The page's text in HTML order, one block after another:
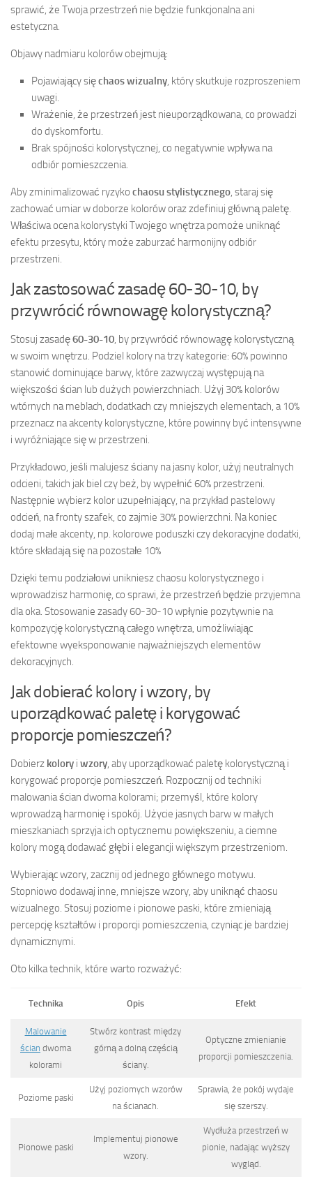
sprawić, że Twoja przestrzeń nie będzie funkcjonalna ani
estetyczna.
Objawy nadmiaru kolorów obejmują:
Pojawiający sięchaos wizualny , który skutkuje rozproszeniem
uwagi.
Wrażenie, że przestrzeń jest nieuporządkowana, co prowadzi
do dyskomfortu.
Brak spójności kolorystycznej, co negatywnie wpływa na
odbiór pomieszczenia.
Aby zminimalizować ryzyko chaosu stylistycznego , staraj się
zachować umiar w doborze kolorów oraz zdefiniuj główną paletę.
Właściwa ocena kolorystyki Twojego wnętrza pomoże uniknąć
efektu przesytu, który może zaburzać harmonijny odbiór
przestrzeni.
Jak zastosować zasadę 60-30-10, by
przywrócić równowagę kolorystyczną?
Stosuj zasadę60-30-10 , by przywrócić równowagę kolorystyczną
w swoim wnętrzu. Podziel kolory na trzy kategorie: 60% powinno
stanowić dominujące barwy, które zazwyczaj występują na
większości ścian lub dużych powierzchniach. Użyj 30% kolorów
wtórnych na meblach, dodatkach czy mniejszych elementach, a 10%
przeznacz na akcenty kolorystyczne, które powinny być intensywne
i wyróżniające się w przestrzeni.
Przykładowo, jeśli malujesz ściany na jasny kolor, użyj neutralnych
odcieni, takich jak biel czy beż, by wypełnić 60% przestrzeni.
Następnie wybierz kolor uzupełniający, na przykład pastelowy
odcień, na fronty szafek, co zajmie 30% powierzchni. Na koniec
dodaj małe akcenty, np. kolorowe poduszki czy dekoracyjne dodatki,
które składają się na pozostałe 10%
Dzięki temu podziałowi unikniesz chaosu kolorystycznego i
wprowadzisz harmonię, co sprawi, że przestrzeń będzie przyjemna
dla oka. Stosowanie zasady 60-30-10 wpłynie pozytywnie na
kompozycję kolorystyczną całego wnętrza, umożliwiając
efektowne wyeksponowanie najważniejszych elementów
dekoracyjnych.
Jak dobierać kolory i wzory, by
uporządkować paletę i korygować
proporcje pomieszczeń?
Dobierz kolory i wzory , aby uporządkować paletę kolorystyczną i
korygować proporcje pomieszczeń. Rozpocznij od techniki
malowania ścian dwoma kolorami; przemyśl, które kolory
wprowadzą harmonię i spokój. Użycie jasnych barw w małych
mieszkaniach sprzyja ich optycznemu powiększeniu, a ciemne
kolory mogą dodawać głębi i elegancji większym przestrzeniom.
Wybierając wzory, zacznij od jednego głównego motywu.
Stopniowo dodawaj inne, mniejsze wzory, aby uniknąć chaosu
wizualnego. Stosuj poziome i pionowe paski, które zmieniają
percepcję kształtów i proporcji pomieszczenia, czyniąc je bardziej
dynamicznymi.
Oto kilka technik, które warto rozważyć:
Technika Opis Efekt
Malowanie
ścian dwoma
kolorami
Stwórz kontrast między
górną a dolną częścią
ściany.
Optyczne zmienianie
proporcji pomieszczenia.
Poziome paski
Użyj poziomych wzorów
na ścianach.
Sprawia, że pokój wydaje
się szerszy.
Pionowe paski
Implementuj pionowe
wzory.
Wydłuża przestrzeń w
pionie, nadając wyższy
wygląd.